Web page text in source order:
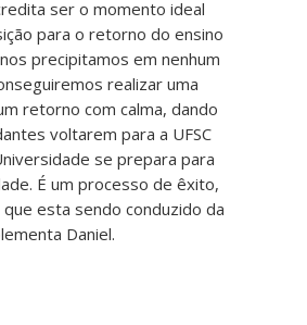
ser o momento ideal
para o retorno do ensino
precipitamos em nenhum
realizar uma
retorno com calma, dando
voltarem para a UFSC
se prepara para
É um processo de êxito,
esta sendo conduzido da
Daniel.